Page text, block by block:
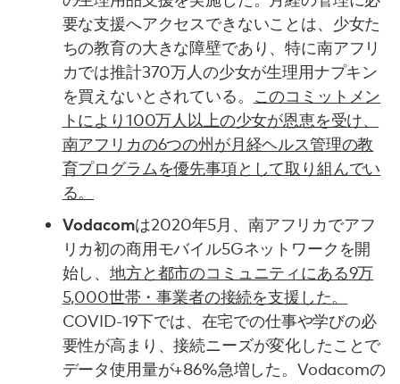
要な支援へアクセスできないことは、少女た
ちの教育の大きな障壁であり、特に南アフリ
カでは推計370万人の少女が生理用ナプキン
を買えないとされている。
このコミットメン
トにより100万人以上の少女が恩恵を受け、
南アフリカの6つの州が月経ヘルス管理の教
育プログラムを優先事項として取り組んでい
る。
Vodacomは2020年5月、南アフリカでアフ
リカ初の商用モバイル5Gネットワークを開
始し、地方と都市のコミュニティにある9万
5,000世帯・事業者の接続を支援した。
COVID-19下では、在宅での仕事や学びの必
要性が高まり、接続ニーズが変化したことで
データ使用量が+86%急増した。Vodacomの